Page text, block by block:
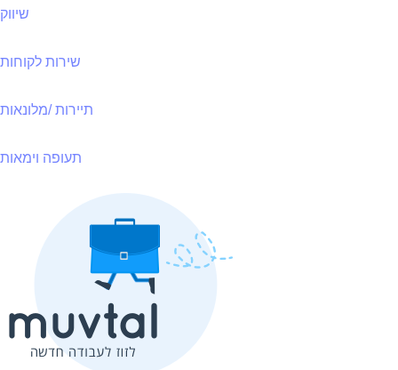
שיווק
שירות לקוחות
תיירות /מלונאות
תעופה וימאות